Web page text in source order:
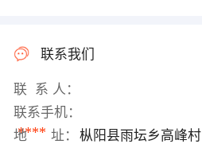
联系我们
联 系 人：
联系手机：
****
地 址： 枞阳县雨坛乡高峰村